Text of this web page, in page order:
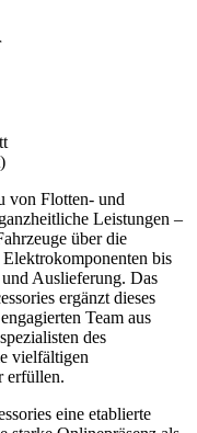
von Flotten- und
Leistungen –
über die
bis
Auslieferung. Das
ergänzt dieses
Team aus
des
vielfältigen
erfüllen.
eine etablierte